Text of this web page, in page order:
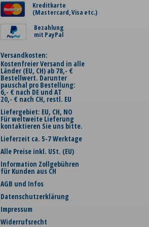
Kreditkarte
(Mastercard, Visa etc.)
Bezahlung
mit PayPal
Versandkosten:
Kostenfreier Versand in alle
Länder (EU, CH) ab 78,- €
Bestellwert. Darunter
pauschal pro Bestellung:
6,- € nach DE und AT
20,- € nach CH, restl. EU
Liefergebiet: EU, CH, NO
Für weltweite Lieferung
kontaktieren Sie uns bitte.
Lieferzeit ca. 5-7 Werktage
Alle Preise inkl. USt. (EU)
Information Zollgebühren
für Kunden aus CH
AGB und Infos
Datenschutzerklärung
Impressum
Widerrufsrecht